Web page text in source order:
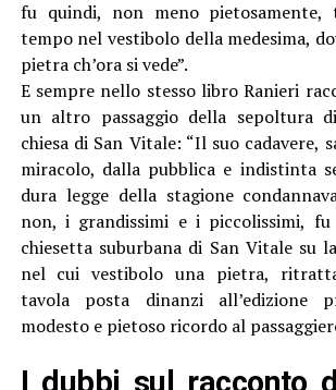
fu quindi, non meno pietosamente,
tempo nel vestibolo della medesima,
pietra ch’ora si vede”.
E sempre nello stesso libro Ranieri
un altro passaggio della sepoltura
chiesa di San Vitale: “Il suo cadavere,
miracolo, dalla pubblica e indistinta
dura legge della stagione
non, i grandissimi e i piccolissimi,
chiesetta suburbana di San Vitale su
nel cui vestibolo una pietra,
tavola posta dinanzi all’edizione
modesto e pietoso ricordo al
I dubbi sul racconto